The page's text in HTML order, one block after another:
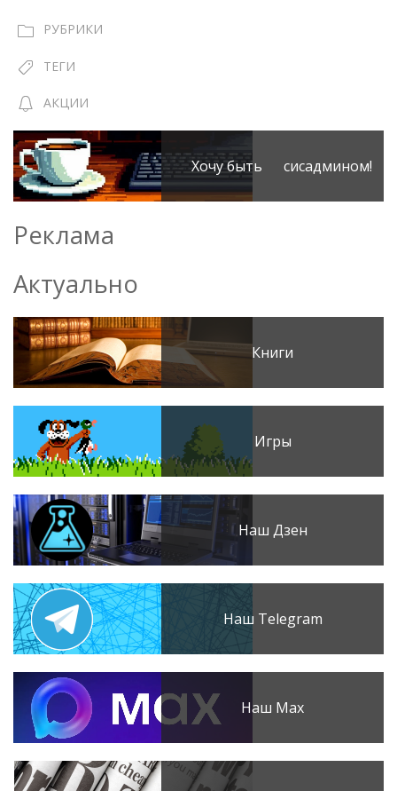
РУБРИКИ
ТЕГИ
АКЦИИ
Хочу быть сисадмином!
Реклама
Актуально
Книги
Игры
Наш Дзен
Наш Telegram
Наш Max